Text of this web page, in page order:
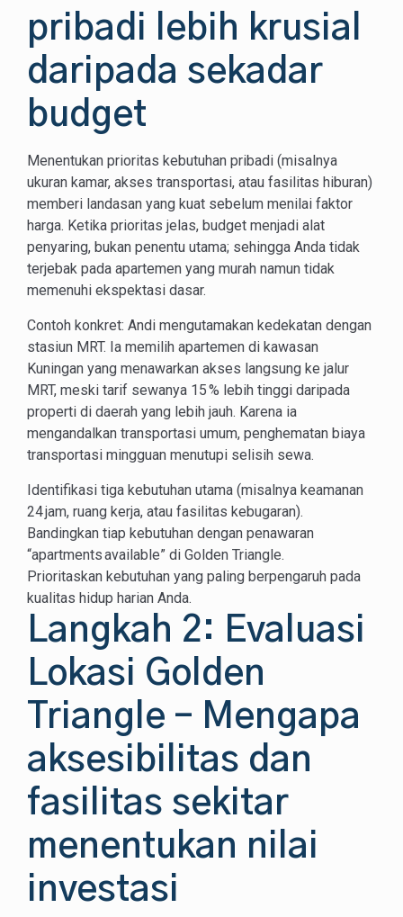
pribadi lebih krusial
daripada sekadar
budget
Menentukan prioritas kebutuhan pribadi (misalnya
ukuran kamar, akses transportasi, atau fasilitas hiburan)
memberi landasan yang kuat sebelum menilai faktor
harga. Ketika prioritas jelas, budget menjadi alat
penyaring, bukan penentu utama; sehingga Anda tidak
terjebak pada apartemen yang murah namun tidak
memenuhi ekspektasi dasar.
Contoh konkret: Andi mengutamakan kedekatan dengan
stasiun MRT. Ia memilih apartemen di kawasan
Kuningan yang menawarkan akses langsung ke jalur
MRT, meski tarif sewanya 15 % lebih tinggi daripada
properti di daerah yang lebih jauh. Karena ia
mengandalkan transportasi umum, penghematan biaya
transportasi mingguan menutupi selisih sewa.
Identifikasi tiga kebutuhan utama (misalnya keamanan
24 jam, ruang kerja, atau fasilitas kebugaran).
Bandingkan tiap kebutuhan dengan penawaran
“apartments available” di Golden Triangle.
Prioritaskan kebutuhan yang paling berpengaruh pada
kualitas hidup harian Anda.
Langkah 2: Evaluasi
Lokasi Golden
Triangle – Mengapa
aksesibilitas dan
fasilitas sekitar
menentukan nilai
investasi